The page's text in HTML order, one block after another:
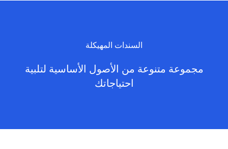
السندات المهيكلة
مجموعة متنوعة من الأصول الأساسية لتلبية
احتياجاتك